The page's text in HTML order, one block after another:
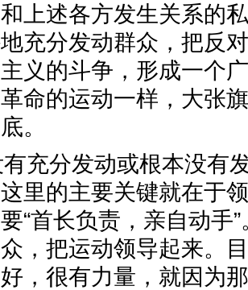
上述各方发生关系的
充分发动群众，把反
义的斗争，形成一个
命的运动一样，大张
。
充分发动或根本没有
里的主要关键就在于
“首长负责，亲自动手
，把运动领导起来。
，很有力量，就因为